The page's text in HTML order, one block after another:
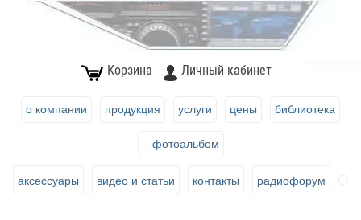
Корзина Личный кабинет
о компании продукция услуги цены библиотека
фотоальбом
аксессуары видео и статьи контакты радиофорум